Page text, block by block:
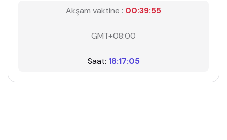
Akşam vaktine : 00:39:54
GMT+08:00
Saat: 18:17:06